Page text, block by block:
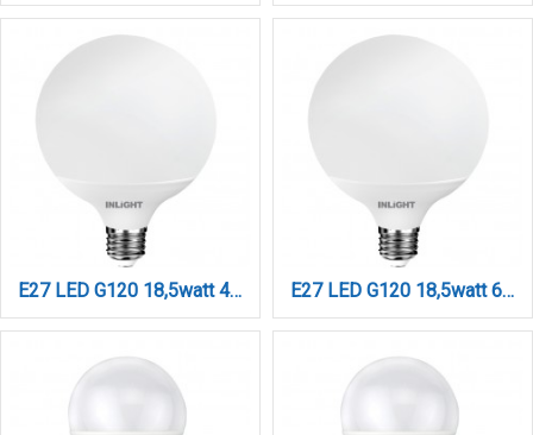
E27 LED G120 18,5watt 4000K Φυσικό Λευκό (7.27.18.14.2) E27 LED G120 18,5watt 6500K Ψυχρό Λευκό (7.27.18.14.3)